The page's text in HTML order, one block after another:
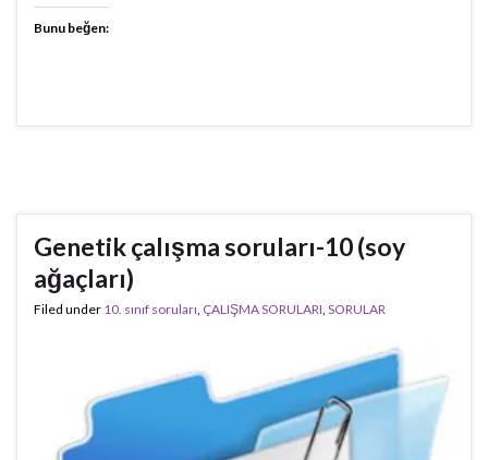
Bunu beğen:
Genetik çalışma soruları-10 (soy
ağaçları)
Filed under 10. sınıf soruları, ÇALIŞMA SORULARI, SORULAR